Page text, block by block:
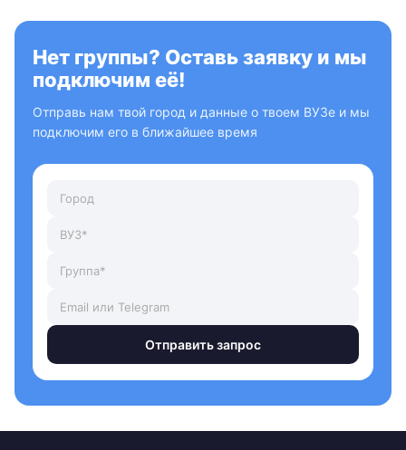
Нет группы? Оставь заявку и мы
подключим её!
Отправь нам твой город и данные о твоем ВУЗе и мы
подключим его в ближайшее время
Отправить запрос